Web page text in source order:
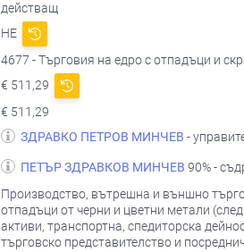
действащ
НЕ
4677 - Търговия на едро с отпадъци и
€ 511,29
€ 511,29
ЗДРАВКО ПЕТРОВ МИНЧЕВ -
ПЕТЪР ЗДРАВКОВ МИНЧЕВ 90% -
Производство, вътрешна и външно
отпадъци от черни и цветни метали
активи, транспортна, спедиторска
търговско представителство и